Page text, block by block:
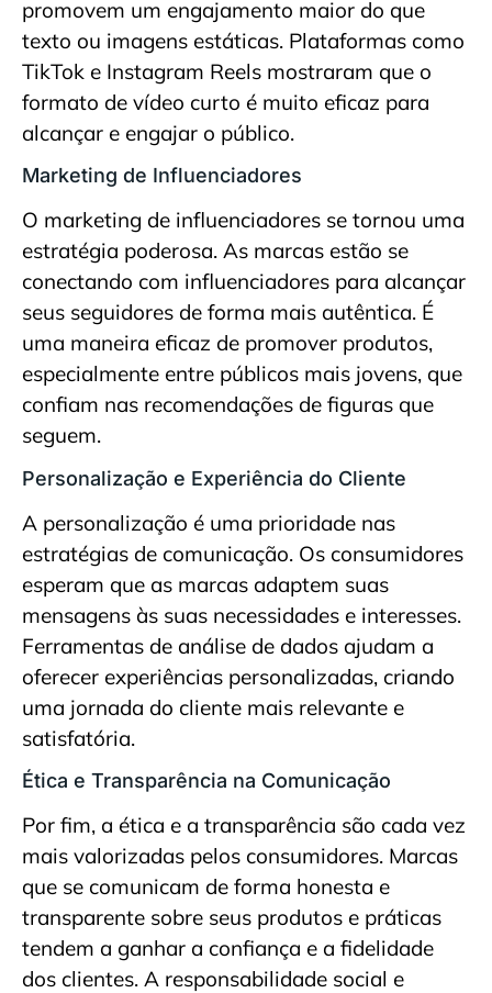
promovem um engajamento maior do que
texto ou imagens estáticas. Plataformas como
TikTok e Instagram Reels mostraram que o
formato de vídeo curto é muito eficaz para
alcançar e engajar o público.
Marketing de Influenciadores
O marketing de influenciadores se tornou uma
estratégia poderosa. As marcas estão se
conectando com influenciadores para alcançar
seus seguidores de forma mais autêntica. É
uma maneira eficaz de promover produtos,
especialmente entre públicos mais jovens, que
confiam nas recomendações de figuras que
seguem.
Personalização e Experiência do Cliente
A personalização é uma prioridade nas
estratégias de comunicação. Os consumidores
esperam que as marcas adaptem suas
mensagens às suas necessidades e interesses.
Ferramentas de análise de dados ajudam a
oferecer experiências personalizadas, criando
uma jornada do cliente mais relevante e
satisfatória.
Ética e Transparência na Comunicação
Por fim, a ética e a transparência são cada vez
mais valorizadas pelos consumidores. Marcas
que se comunicam de forma honesta e
transparente sobre seus produtos e práticas
tendem a ganhar a confiança e a fidelidade
dos clientes. A responsabilidade social e